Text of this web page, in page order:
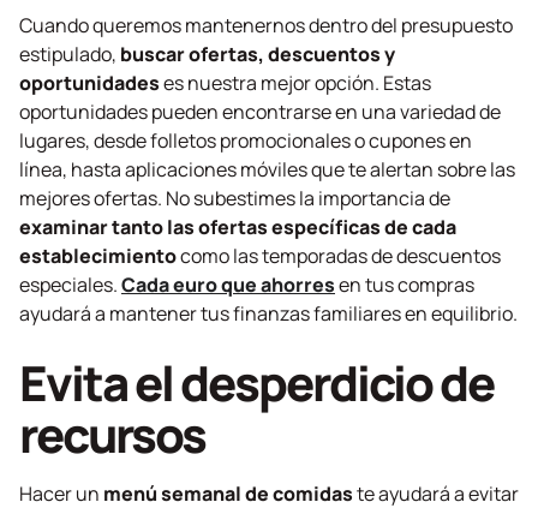
Cuando queremos mantenernos dentro del presupuesto
estipulado, buscar ofertas, descuentos y
oportunidadeses nuestra mejor opción. Estas
oportunidades pueden encontrarse en una variedad de
lugares, desde folletos promocionales o cupones en
línea, hasta aplicaciones móviles que te alertan sobre las
mejores ofertas. No subestimes la importancia de
examinar tanto las ofertas específicas de cada
establecimientocomo las temporadas de descuentos
especiales.Cada euro que ahorresen tus compras
ayudará a mantener tus finanzas familiares en equilibrio.
Evita el desperdicio de
recursos
Hacer un menú semanal de comidaste ayudará a evitar